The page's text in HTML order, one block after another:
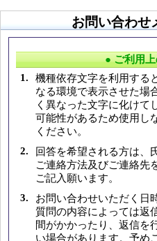
お問い合わせ
● ご利用
1.
機種依存文字を利用する
なる環境で表示させた場
く異なった文字に化けて
可能性があるため使用し
ください。
2.
回答を希望される方は、
ご連絡方法及びご連絡先
ご記入願います。
3.
お問い合わせいただく日
質問の内容によっては返
間がかかったり、返信を
い場合があります。予め